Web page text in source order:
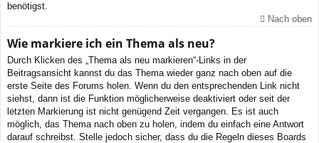
benötigst.
Nach oben
Wie markiere ich ein Thema als neu?
Durch Klicken des „Thema als neu markieren“-Links in der
Beitragsansicht kannst du das Thema wieder ganz nach oben auf die
erste Seite des Forums holen. Wenn du den entsprechenden Link nicht
siehst, dann ist die Funktion möglicherweise deaktiviert oder seit der
letzten Markierung ist nicht genügend Zeit vergangen. Es ist auch
möglich, das Thema nach oben zu holen, indem du einfach eine Antwort
darauf schreibst. Stelle jedoch sicher, dass du die Regeln dieses Boards